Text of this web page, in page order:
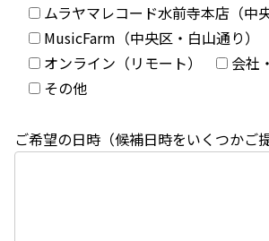
ムラヤマレコード水前寺本店（中
MusicFarm（中央区・白山通り）
オンライン（リモート）
会社
その他
ご希望の日時（候補日時をいくつかご